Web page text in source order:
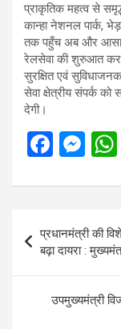
प्राकृतिक महत्व से
कान्हा नेशनल पार्क,
तक पहुँच अब और आसान
रेलसेवा की शुरुआत कर
सुरक्षित एवं
सेवा क्षेत्रीय संपर्क को
देगी।
F
ce
o
o
k
M
se
n
g
er
s
navigation
प्रधानमंत्री की
बढ़ा दायरा :
उपमुख्यमंत्री